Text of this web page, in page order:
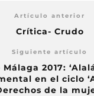
Artículo anterior
Crítica- Crudo
Siguiente artículo
2017:
en el ciclo
de la